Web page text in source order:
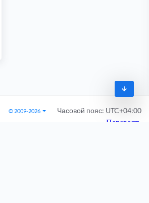
© 2009-2026 Часовой пояс: UTC+04:00